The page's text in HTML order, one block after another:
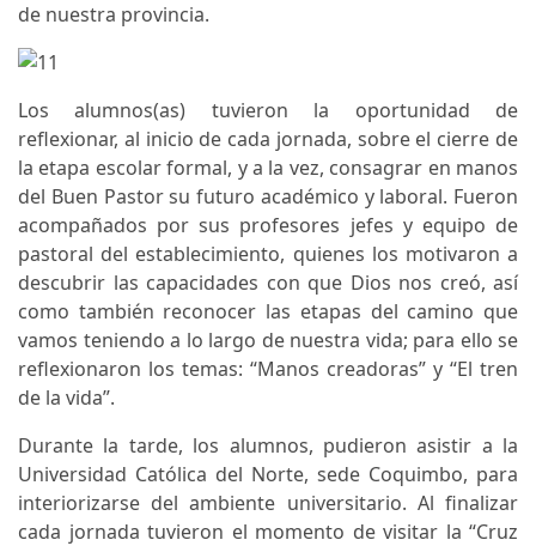
de nuestra provincia.
Los alumnos(as) tuvieron la oportunidad de
reflexionar, al inicio de cada jornada, sobre el cierre de
la etapa escolar formal, y a la vez, consagrar en manos
del Buen Pastor su futuro académico y laboral. Fueron
acompañados por sus profesores jefes y equipo de
pastoral del establecimiento, quienes los motivaron a
descubrir las capacidades con que Dios nos creó, así
como también reconocer las etapas del camino que
vamos teniendo a lo largo de nuestra vida; para ello se
reflexionaron los temas: “Manos creadoras” y “El tren
de la vida”.
Durante la tarde, los alumnos, pudieron asistir a la
Universidad Católica del Norte, sede Coquimbo, para
interiorizarse del ambiente universitario. Al finalizar
cada jornada tuvieron el momento de visitar la “Cruz